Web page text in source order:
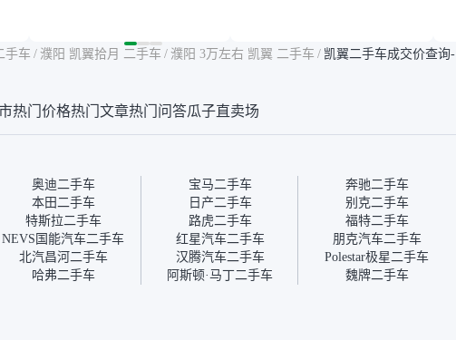
平台，车价贵点也正常，毕
竟有保障。其他平台上很多
多花点钱买个放心。从个人
期，这一点很便捷，其他平
心的额外价值。虽然我砍过
为瓜子有质保，车子出小毛
病维修更有保障。”
手车 / 濮阳 凯翼拾月 二手车 / 濮阳 3万左右 凯翼 二手车 / 凯翼二手车成交价查询-
热门价格热门文章热门问答瓜子直卖场
奥迪二手车 宝马二手车
奔驰二手车
本田二手车 日产二手车
别克二手车
特斯拉二手车 路虎二手车
福特二手车
NEVS国能汽车二手车 红星汽车二手车
朋克汽车二手车
北汽昌河二手车 汉腾汽车二手车
Polestar极星二手车
哈弗二手车 阿斯顿·马丁二手车 魏牌二手车